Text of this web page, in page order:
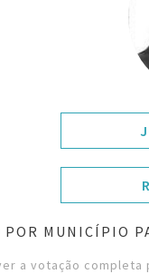
POR MUNICÍPIO
a votação